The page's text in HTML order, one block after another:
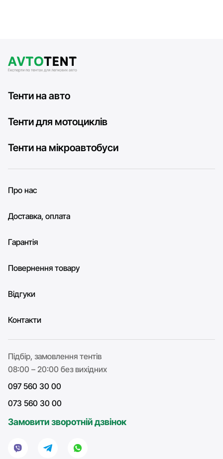
Тенти на авто
Тенти для мотоциклів
Тенти на мікроавтобуси
Про нас
Доставка, оплата
Гарантія
Повернення товару
Відгуки
Контакти
Підбір, замовлення тентів
08:00 – 20:00 без вихідних
097 560 30 00
073 560 30 00
Замовити зворотній дзвінок